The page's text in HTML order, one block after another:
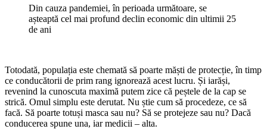
Din cauza pandemiei, în perioada următoare, se
așteaptă cel mai profund declin economic din ultimii 25
de ani
Totodată, populația este chemată să poarte măști de protecție, în timp
ce conducătorii de prim rang ignorează acest lucru. Și iarăși,
revenind la cunoscuta maximă putem zice că peștele de la cap se
strică. Omul simplu este derutat. Nu știe cum să procede­ze, ce să
facă. Să poarte totuși masca sau nu? Să se protejeze sau nu? Dacă
conducerea spune una, iar medicii – alta.